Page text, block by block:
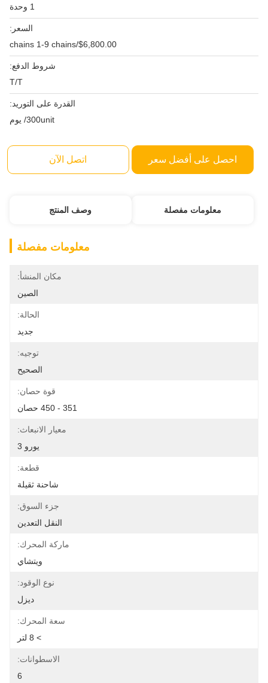
1 وحدة
السعر:
$6,800.00/chains 1-9 chains
شروط الدفع:
T/T
القدرة على التوريد:
300unit/ يوم
احصل على أفضل سعر اتصل الآن
معلومات مفصلة وصف المنتج
معلومات مفصلة
مكان المنشأ:
الصين
الحالة:
جديد
توجيه:
الصحيح
قوة حصان:
351 - 450 حصان
معيار الانبعاث:
يورو 3
قطعة:
شاحنة ثقيلة
جزء السوق:
النقل التعدين
ماركة المحرك:
ويتشاي
نوع الوقود:
ديزل
سعة المحرك:
> 8 لتر
الاسطوانات:
6